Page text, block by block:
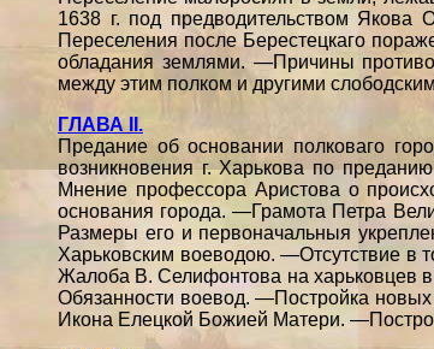
1638 г. под предводительством
Переселения после Берестецкаго
обладания землями. —Причины
между этим полком и другими
ГЛАВА II.
Предание об основании полковаго
возникновения г. Харькова по
Мнение профессора Аристова о
основания города. —Грамота Петра
Размеры его и первоначальныя
Харьковским воеводою. —Отсутствие в
Жалоба В. Селифонтова на харьковцев
Обязанности воевод. —Постройка
Икона Елецкой Божией Матери.